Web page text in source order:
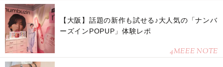
【大阪】話題の新作も試せる♪大人気の「ナンバ
ーズインPOPUP」体験レポ
4MEEE NOTE